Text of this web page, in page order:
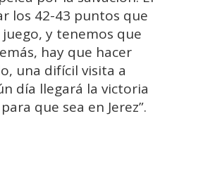
los 42-43 puntos que
y tenemos que
hay que hacer
una difícil visita a
día llegará la victoria
que sea en Jerez”.